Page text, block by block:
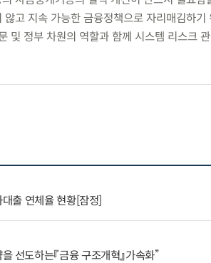
않고 지속 가능한 금융정책으로 자리매김하
및 정부 차원의 역할과 함께 시스템 리스크
출 연체율 현황[잠정]
선도하는『금융 구조개혁』가속화”